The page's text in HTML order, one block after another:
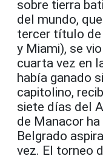
sobre tierra
del mundo,
tercer título de
y Miami), se
cuarta vez en
había ganado
capitolino,
siete días del
de Manacor
Belgrado
vez. El torneo